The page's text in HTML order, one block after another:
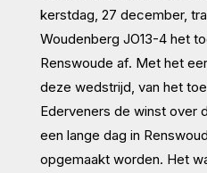
kerstdag, 27 december,
Woudenberg JO13-4 het
Renswoude af. Met het
deze wedstrijd, van het
Ederveners de winst over
een lange dag in
opgemaakt worden. Het